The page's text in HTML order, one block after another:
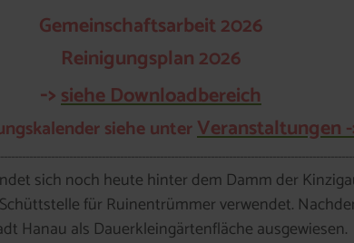
Gemeinschaftsarbeit 2026
Reinigungsplan 2026
->siehe Downloadbereich
siehe unterVeranstaltungen
sich noch heute hinter dem Damm der
für Ruinentrümmer verwendet.
Hanau als Dauerkleingärtenfläche